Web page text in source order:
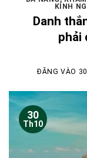
KÍNH
Danh
phải
ĐĂNG VÀO
30
Th10